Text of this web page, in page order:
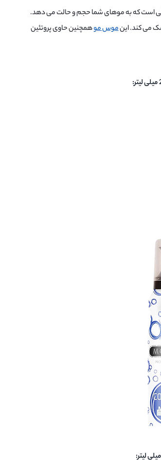
حجم 200 میلی لیتر محصولی است که به موهای شما حجم و حالت می دهد.
می کند. اینموس موهمچنین حاوی پروتئین